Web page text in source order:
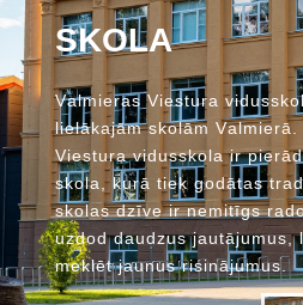
SKOLA
Valmieras Viestura vidussko
lielākajām skolām Valmierā
Viestura vidusskola ir pierād
skola , kurā tiek godātas trad
skolas dzīve ir nemitīgs rad
uzdod daudzus jautājumus, l
meklēt jaunus risinājumus.